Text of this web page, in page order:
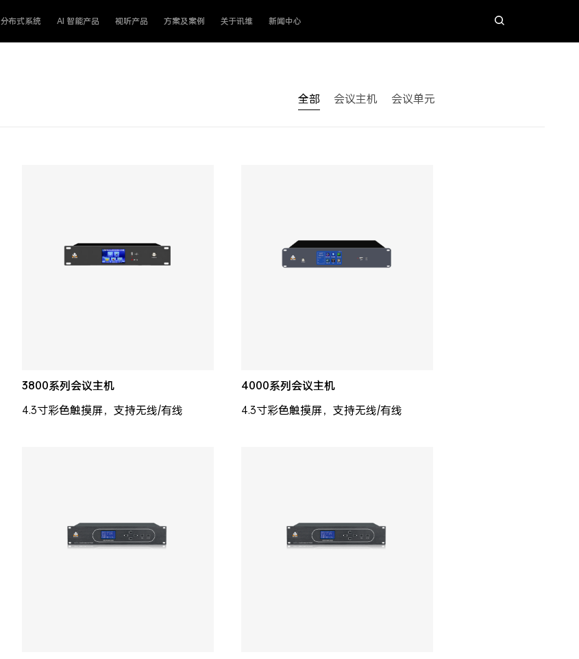
分布式系统 AI 智能产品 视听产品 方案及案例 关于讯维 新闻中心
全部 会议主机 会议单元
3800系列会议主机
4.3寸彩色触摸屏，支持无线/有线
4000系列会议主机
4.3寸彩色触摸屏，支持无线/有线